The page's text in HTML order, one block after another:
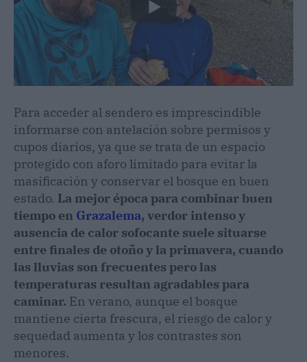
Para acceder al sendero es imprescindible
informarse con antelación sobre permisos y
cupos diarios, ya que se trata de un espacio
protegido con aforo limitado para evitar la
masificación y conservar el bosque en buen
estado. La mejor época para combinar buen
tiempo en Grazalema, verdor intenso y
ausencia de calor sofocante suele situarse
entre finales de otoño y la primavera, cuando
las lluvias son frecuentes pero las
temperaturas resultan agradables para
caminar. En verano, aunque el bosque
mantiene cierta frescura, el riesgo de calor y
sequedad aumenta y los contrastes son
menores.